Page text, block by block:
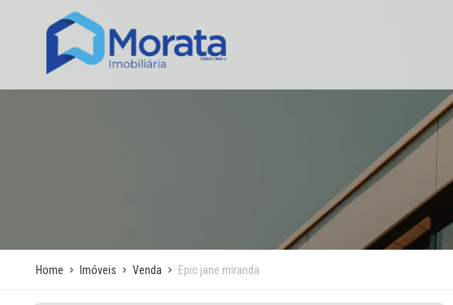
Home Imóveis Venda Epic jane miranda